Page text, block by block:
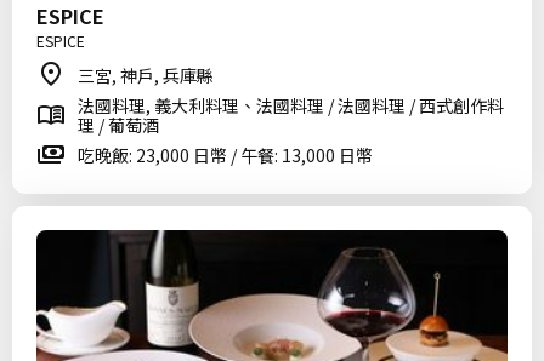
ESPICE
ESPICE
三宮, 神戶, 兵庫縣
法國料理, 義大利料理、法國料理 / 法國料理 / 西式創作料
理 / 葡萄酒
吃晚飯: 23,000 日幣 / 午餐: 13,000 日幣